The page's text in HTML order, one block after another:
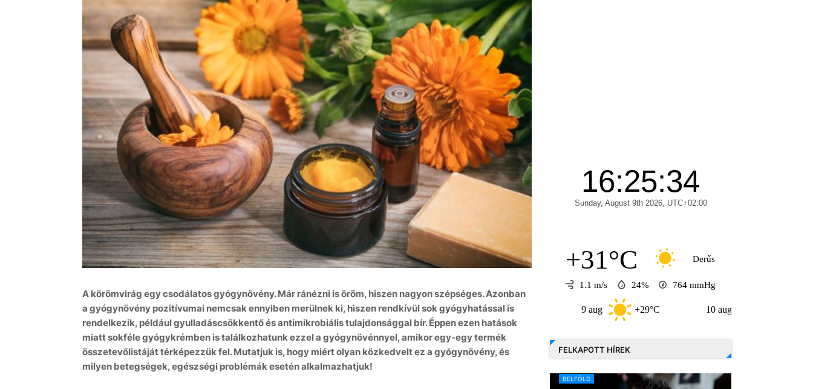
A körömvirág egy csodálatos gyógynövény. Már ránézni is öröm, hiszen nagyon szépséges. Azonban
a gyógynövény pozitívumai nemcsak ennyiben merülnek ki, hiszen rendkívül sok gyógyhatással is
rendelkezik, például gyulladáscsökkentő és antimikrobiális tulajdonsággal bír. Éppen ezen hatások
miatt sokféle gyógykrémben is találkozhatunk ezzel a gyógynövénnyel, amikor egy-egy termék
összetevőlistáját térképezzük fel. Mutatjuk is, hogy miért olyan közkedvelt ez a gyógynövény, és
milyen betegségek, egészségi problémák esetén alkalmazhatjuk!
+31°C Derűs
1.1 m/s 24% 764 mmHg
+29°C +33°C
FELKAPOTT HÍREK
BELFÖLD